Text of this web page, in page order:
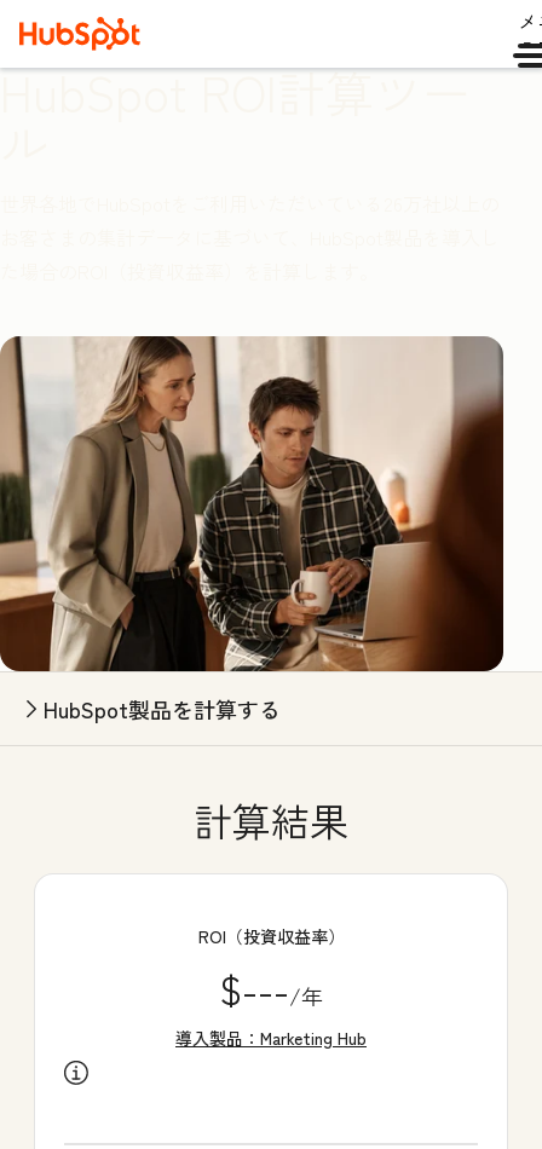
HubSpot ROI計算ツー
HubSpot製品を計算する
計算結果
ROI（投資収益率）
$---/年
導入製品：Marketing Hub